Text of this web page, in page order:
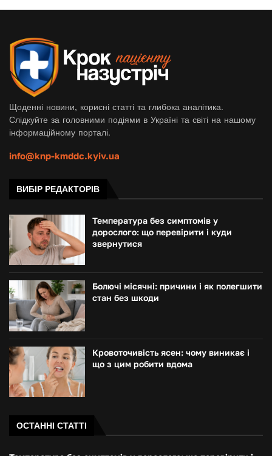
Щоденні новини, корисні статті та глибока аналітика.
Слідкуйте за головними подіями в Україні та світі на нашому
інформаційному порталі.
info@knp-kmddc.kyiv.ua
ВИБІР РЕДАКТОРІВ
Температура без симптомів у
дорослого: що перевірити і куди
звернутися
Болючі місячні: причини і як полегшити
стан без шкоди
Кровоточивість ясен: чому виникає і
що з цим робити вдома
ОСТАННІ СТАТТІ